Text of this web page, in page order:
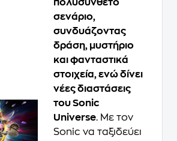
πολυσύνθετο
σενάριο,
συνδυάζοντας
δράση, μυστήριο
και φανταστικά
στοιχεία, ενώ δίνει
νέες διαστάσεις
του Sonic
Universe. Με τον
Sonic να ταξιδεύει